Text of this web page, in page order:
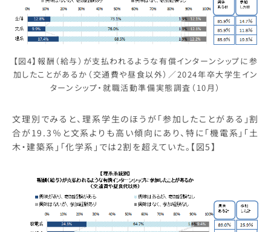
【図4】報酬（給与）が支払われるような有償インターンシップに参
加したことがあるか（交通費や昼食以外）／2024年卒大学生イン
ターンシップ・就職活動準備実態調査（10月）
文理別でみると、理系学生のほうが「参加したことがある」割
合が19.3％と文系よりも高い傾向にあり、特に「機電系」「土
木・建築系」「化学系」では2割を超えていた。【図5】